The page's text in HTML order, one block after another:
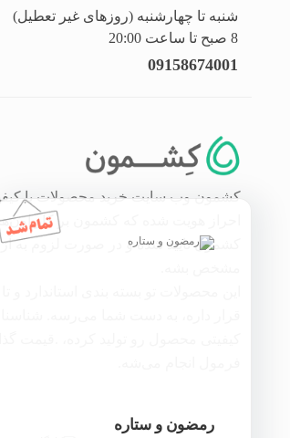
رمضون و ستاره
شنبه تا چهارشنبه (روزهای غیر تعطیل)
8 صبح تا ساعت 20:00
09158674001
کشمون وب سایت خرید محصولات با
احراز هویت شده که کشمون بر کار
کشمون تایید شده و در صورت لزوم به
این محصولات تو بسته بندی استاندارد
قرار داره، به دست شما می‌رسه.
کیفیتی محصول رو تولید کرده،